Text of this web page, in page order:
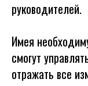
руководителей.
Имея
смогут
отражать все